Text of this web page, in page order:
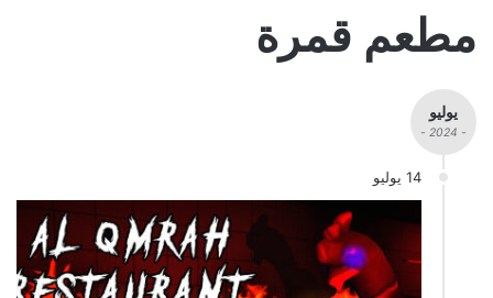
مطعم قمرة
يوليو
- 2024 -
14 يوليو